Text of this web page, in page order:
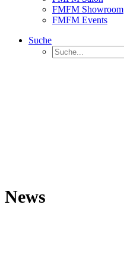
FMFM Showroom
FMFM Events
Suche
News